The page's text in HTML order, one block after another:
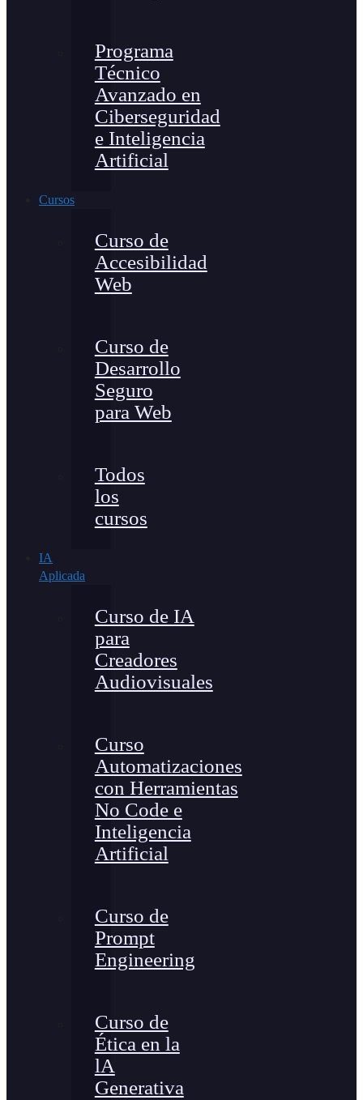
Programa
Técnico
Avanzado en
Ciberseguridad
e Inteligencia
Artificial
Cursos
Curso de
Accesibilidad
Web
Curso de
Desarrollo
Seguro
para Web
Todos
los
cursos
IA
Aplicada
Curso de IA
para
Creadores
Audiovisuales
Curso
Automatizaciones
con Herramientas
No Code e
Inteligencia
Artificial
Curso de
Prompt
Engineering
Curso de
Ética en la
lA
Generativa